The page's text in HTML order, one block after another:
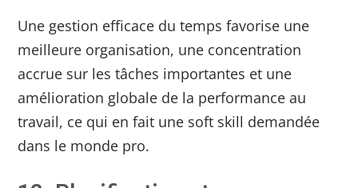
Une gestion efficace du temps favorise une
meilleure organisation, une concentration
accrue sur les tâches importantes et une
amélioration globale de la performance au
travail, ce qui en fait une soft skill demandée
dans le monde pro.